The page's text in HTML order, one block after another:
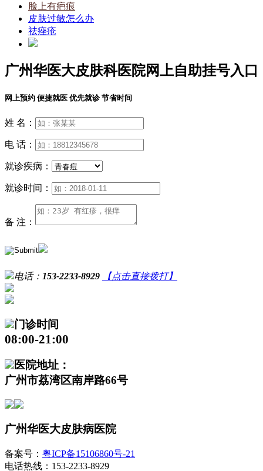
脸上有疤痕
皮肤过敏怎么办
祛痤疮
广州华医大皮肤科医院网上自助挂号入口
网上预约 便捷就医 优先就诊 节省时间
姓 名：
电 话：
就诊疾病：
就诊时间：
备 注：
电话： 153-2233-8929 【点击直接拨打】
门诊时间
08:00-21:00
医院地址：
广州市荔湾区南岸路66号
广州华医大皮肤病医院
备案号： 粤ICP备15106860号-21
电话热线：153-2233-8929